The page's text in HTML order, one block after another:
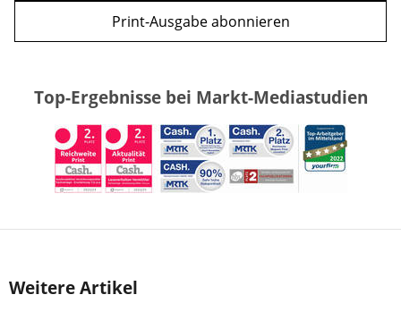
Print-Ausgabe abonnieren
Top-Ergebnisse bei Markt-Mediastudien
Weitere Artikel